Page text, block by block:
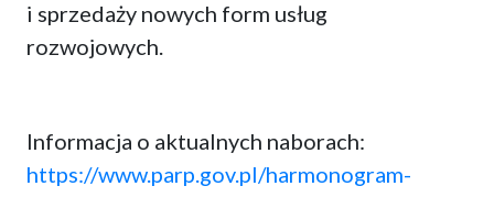
i sprzedaży nowych form usług
rozwojowych.
Informacja o aktualnych naborach:
https://www.parp.gov.pl/harmonogram-